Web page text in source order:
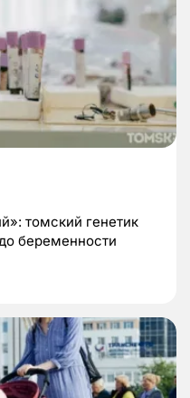
томский генетик
беременности